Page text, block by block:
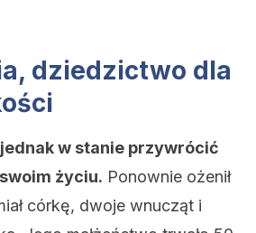
dziedzictwo dla
w stanie przywrócić
życiu. Ponownie ożenił
córkę, dwoje wnucząt i